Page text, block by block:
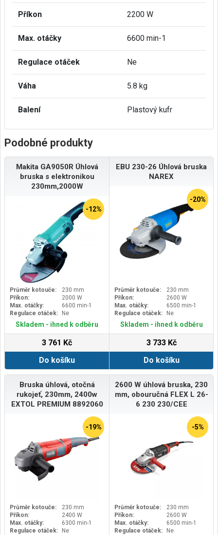
Příkon 2200 W
Max. otáčky 6600 min-1
Regulace otáček Ne
Váha 5.8 kg
Balení Plastový kufr
Podobné produkty
Makita GA9050R Úhlová
bruska s elektronikou
230mm,2000W
-12%
Průměr kotouče:
230 mm
Příkon:
2000 W
Max. otáčky:
6600 min-1
Regulace otáček:
Ne
Skladem - ihned k odběru
3 761 Kč
Do košíku
EBU 230-26 Úhlová bruska
NAREX
-20%
Průměr kotouče:
230 mm
Příkon:
2600 W
Max. otáčky:
6500 min-1
Regulace otáček:
Ne
Skladem - ihned k odběru
3 733 Kč
Do košíku
Bruska úhlová, otočná
rukojeť, 230mm, 2400w
EXTOL PREMIUM 8892060
-19%
Průměr kotouče:
230 mm
Příkon:
2400 W
Max. otáčky:
6300 min-1
Regulace otáček:
Ne
2600 W úhlová bruska, 230
mm, obouručná FLEX L 26-
6 230 230/CEE
-5%
Průměr kotouče:
230 mm
Příkon:
2600 W
Max. otáčky:
6500 min-1
Regulace otáček:
Ne